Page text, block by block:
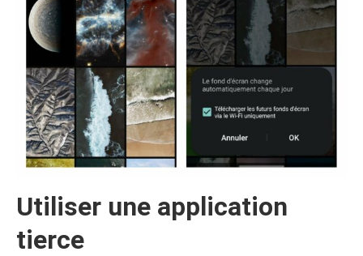
Utiliser une application
tierce